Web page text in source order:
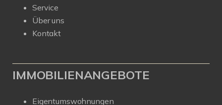
Service
Über uns
Kontakt
IMMOBILIENANGEBOTE
Eigentumswohnungen